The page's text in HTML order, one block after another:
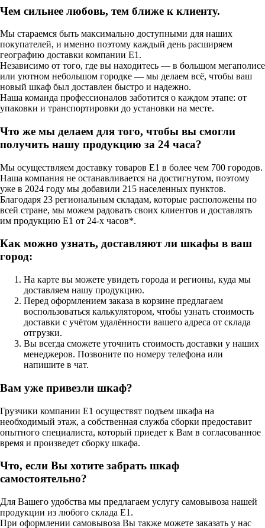
Чем сильнее любовь, тем ближе к клиенту.
Мы стараемся быть максимально доступными для наших
покупателей, и именно поэтому каждый день расширяем
географию доставки компании Е1.
Независимо от того, где вы находитесь — в большом мегаполисе
или уютном небольшом городке — мы делаем всё, чтобы ваш
новый шкаф был доставлен быстро и надежно.
Наша команда профессионалов заботится о каждом этапе: от
упаковки и транспортировки до установки на месте.
Что же мы делаем для того, чтобы вы смогли
получить нашу продукцию за 24 часа?
Мы осуществляем доставку товаров Е1 в более чем 700 городов.
Наша компания не останавливается на достигнутом, поэтому
уже в 2024 году мы добавили 215 населенных пунктов.
Благодаря 23 региональным складам, которые расположены по
всей стране, мы можем радовать своих клиентов и доставлять
им продукцию Е1 от 24-х часов*.
Как можно узнать, доставляют ли шкафы в ваш
город:
На карте вы можете увидеть города и регионы, куда мы
доставляем нашу продукцию.
Перед оформлением заказа в корзине предлагаем
воспользоваться калькулятором, чтобы узнать стоимость
доставки с учётом удалённости вашего адреса от склада
отгрузки.
Вы всегда сможете уточнить стоимость доставки у наших
менеджеров. Позвоните по номеру телефона или
напишите в чат.
Вам уже привезли шкаф?
Грузчики компании Е1 осуществят подъем шкафа на
необходимый этаж, а собственная служба сборки предоставит
опытного специалиста, который приедет к Вам в согласованное
время и произведет сборку шкафа.
Что, если Вы хотите забрать шкаф
самостоятельно?
Для Вашего удобства мы предлагаем услугу самовывоза нашей
продукции из любого склада Е1.
При оформлении самовывоза Вы также можете заказать у нас